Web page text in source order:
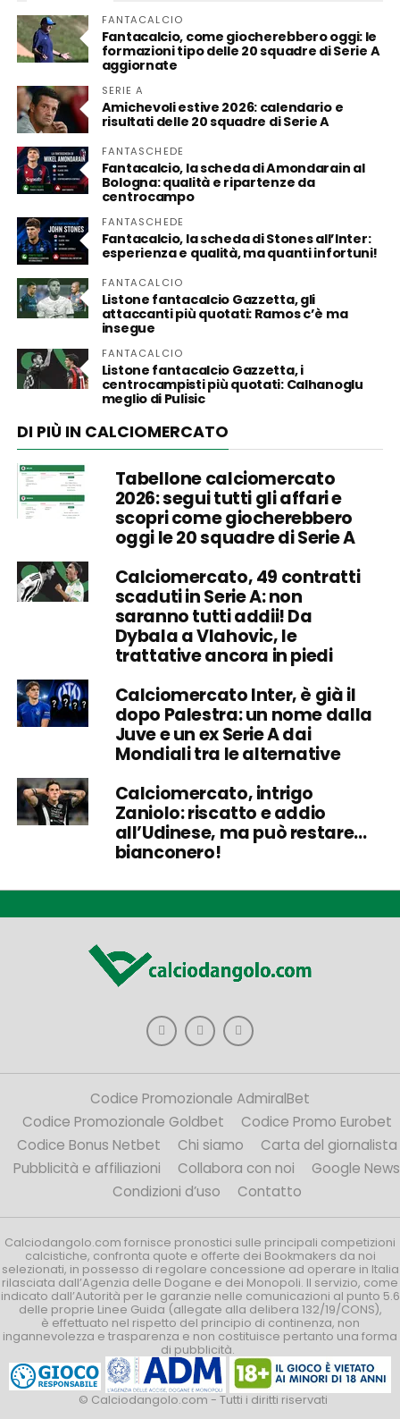
FANTACALCIO
Fantacalcio, come giocherebbero oggi: le
formazioni tipo delle 20 squadre di Serie A
aggiornate
SERIE A
Amichevoli estive 2026: calendario e
risultati delle 20 squadre di Serie A
FANTASCHEDE
Fantacalcio, la scheda di Amondarain al
Bologna: qualità e ripartenze da
centrocampo
FANTASCHEDE
Fantacalcio, la scheda di Stones all’Inter:
esperienza e qualità, ma quanti infortuni!
FANTACALCIO
Listone fantacalcio Gazzetta, gli
attaccanti più quotati: Ramos c’è ma
insegue
FANTACALCIO
Listone fantacalcio Gazzetta, i
centrocampisti più quotati: Calhanoglu
meglio di Pulisic
DI PIÙ IN CALCIOMERCATO
Tabellone calciomercato
2026: segui tutti gli affari e
scopri come giocherebbero
oggi le 20 squadre di Serie A
Calciomercato, 49 contratti
scaduti in Serie A: non
saranno tutti addii! Da
Dybala a Vlahovic, le
trattative ancora in piedi
Calciomercato Inter, è già il
dopo Palestra: un nome dalla
Juve e un ex Serie A dai
Mondiali tra le alternative
Calciomercato, intrigo
Zaniolo: riscatto e addio
all’Udinese, ma può restare…
bianconero!
Codice Promozionale AdmiralBet
Codice Promozionale Goldbet
Codice Promo Eurobet
Codice Bonus Netbet
Chi siamo
Carta del giornalista
Pubblicità e affiliazioni
Collabora con noi
Google News
Condizioni d’uso
Contatto
Calciodangolo.com fornisce pronostici sulle principali competizioni
calcistiche, confronta quote e offerte dei Bookmakers da noi
selezionati, in possesso di regolare concessione ad operare in Italia
rilasciata dall’Agenzia delle Dogane e dei Monopoli. Il servizio, come
indicato dall’Autorità per le garanzie nelle comunicazioni al punto 5.6
delle proprie Linee Guida (allegate alla delibera 132/19/CONS),
è effettuato nel rispetto del principio di continenza, non
ingannevolezza e trasparenza e non costituisce pertanto una forma
di pubblicità.
© Calciodangolo.com - Tutti i diritti riservati